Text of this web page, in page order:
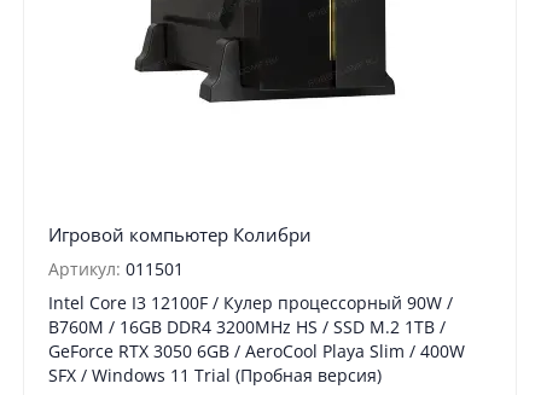
Игровой компьютер Колибри
Артикул: 011501
Intel Core I3 12100F / Кулер процессорный 90W /
B760M / 16GB DDR4 3200MHz HS / SSD M.2 1TB /
GeForce RTX 3050 6GB / AeroCool Playa Slim / 400W
SFX / Windows 11 Trial (Пробная версия)